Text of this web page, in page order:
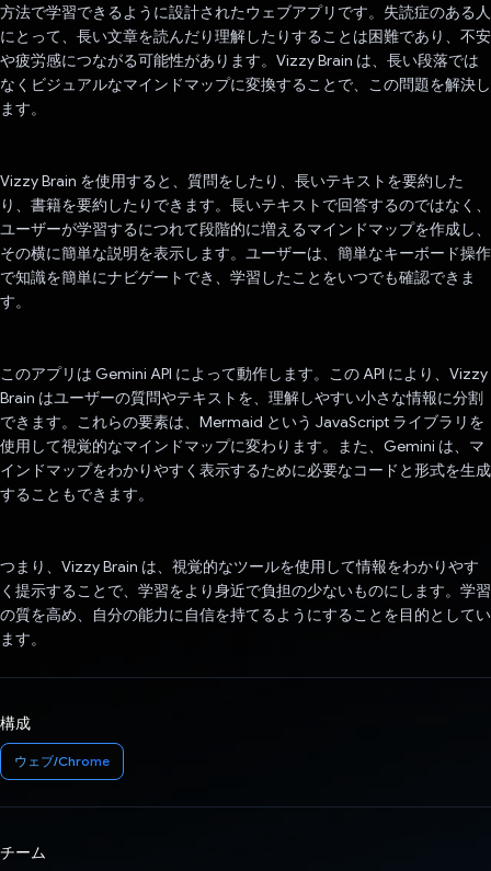
方法で学習できるように設計されたウェブアプリです。失読症のある人
にとって、長い文章を読んだり理解したりすることは困難であり、不安
や疲労感につながる可能性があります。Vizzy Brain は、長い段落では
なくビジュアルなマインドマップに変換することで、この問題を解決し
ます。
Vizzy Brain を使用すると、質問をしたり、長いテキストを要約した
り、書籍を要約したりできます。長いテキストで回答するのではなく、
ユーザーが学習するにつれて段階的に増えるマインドマップを作成し、
その横に簡単な説明を表示します。ユーザーは、簡単なキーボード操作
で知識を簡単にナビゲートでき、学習したことをいつでも確認できま
す。
このアプリは Gemini API によって動作します。この API により、Vizzy
Brain はユーザーの質問やテキストを、理解しやすい小さな情報に分割
できます。これらの要素は、Mermaid という JavaScript ライブラリを
使用して視覚的なマインドマップに変わります。また、Gemini は、マ
インドマップをわかりやすく表示するために必要なコードと形式を生成
することもできます。
つまり、Vizzy Brain は、視覚的なツールを使用して情報をわかりやす
く提示することで、学習をより身近で負担の少ないものにします。学習
の質を高め、自分の能力に自信を持てるようにすることを目的としてい
ます。
構成
ウェブ/Chrome
チーム